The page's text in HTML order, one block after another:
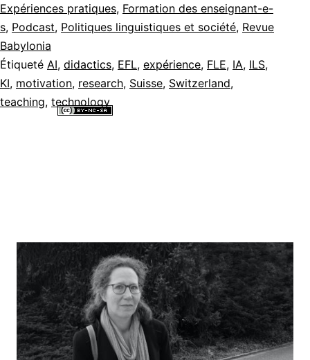
langues
aperçu
Expériences pratiques, Formation des enseignant-e-
s, Podcast, Politiques linguistiques et société, Revue
Babylonia
Étiqueté AI, didactics, EFL, expérience, FLE, IA, ILS,
KI, motivation, research, Suisse, Switzerland,
teaching, technology